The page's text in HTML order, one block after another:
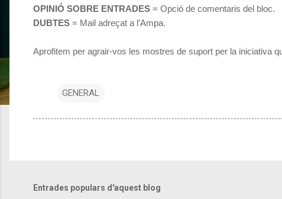
OPINIÓ SOBRE ENTRADES = Opció de comentaris del bloc.
DUBTES = Mail adreçat a l’Ampa.
Aprofitem per agrair-vos les mostres de suport per la iniciativa
GENERAL
Entrades populars d'aquest blog